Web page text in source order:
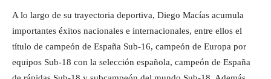
A lo largo de su trayectoria deportiva, Diego Macías acumula
importantes éxitos nacionales e internacionales, entre ellos el
título de campeón de España Sub-16, campeón de Europa por
equipos Sub-18 con la selección española, campeón de España